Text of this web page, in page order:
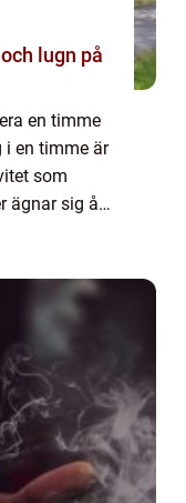
en timme
i en timme är
som
ägnar sig åt.